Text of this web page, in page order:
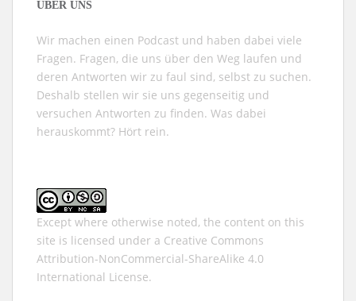
ÜBER UNS
Wir machen einen Podcast und haben dabei viele
Fragen. Fragen, die uns über den Weg laufen und
deren Antworten wir zu faul sind, selbst zu suchen.
Deshalb stellen wir sie uns gegenseitig und
versuchen Antworten zu finden. Was dabei
herauskommt? Hört rein.
Except where otherwise noted, the content on this
site is licensed under a Creative Commons
Attribution-NonCommercial-ShareAlike 4.0
International License.